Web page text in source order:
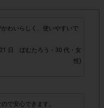
レットPCにつきまし
答できない場合がござい
かわいらしく、使いやすいで
日 ぽむたろう・30 代・女
性)
で安心できます。